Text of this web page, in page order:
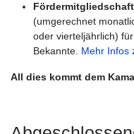
(umgerechnet
oder vierteljährlich)
Bekannte. Mehr Infos
All dies kommt dem